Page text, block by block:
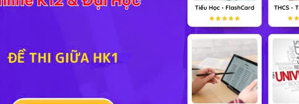
dư dung dịch HCl thu được 3,36 lít H
(đktc). Phần chất rắn
trong oxi tạo ta 4 g chất bột màu đen. Tính phần trăm khối